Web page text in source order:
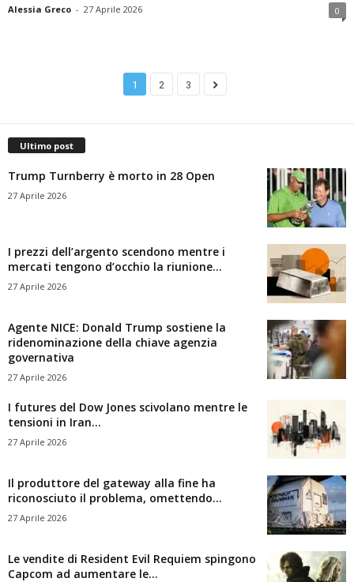
Alessia Greco - 27 Aprile 2026 0
1 2 3
Ultimo post
Trump Turnberry è morto in 28 Open
27 Aprile 2026
I prezzi dell’argento scendono mentre i
mercati tengono d’occhio la riunione...
27 Aprile 2026
Agente NICE: Donald Trump sostiene la
ridenominazione della chiave agenzia
governativa
27 Aprile 2026
I futures del Dow Jones scivolano mentre le
tensioni in Iran...
27 Aprile 2026
Il produttore del gateway alla fine ha
riconosciuto il problema, omettendo...
27 Aprile 2026
Le vendite di Resident Evil Requiem spingono
Capcom ad aumentare le...